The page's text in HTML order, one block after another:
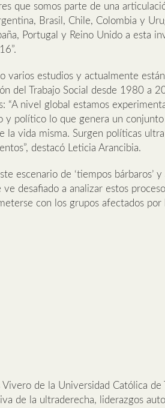
que somos parte de una
Brasil, Chile, Colombia y
Portugal y Reino Unido a esta
varios estudios y actualmente
del Trabajo Social desde 1980 a
“A nivel global estamos
y político lo que genera un
la vida misma. Surgen políticas
destacó Leticia Arancibia.
escenario de ‘tiempos bárbaros’
ve desafiado a analizar estos
con los grupos afectados por
de la Universidad Católica de
de la ultraderecha, liderazgos